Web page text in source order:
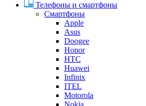
Телефоны и смартфоны
Смартфоны
Apple
Asus
Doogee
Honor
HTC
Huawei
Infinix
ITEL
Motorola
Nokia